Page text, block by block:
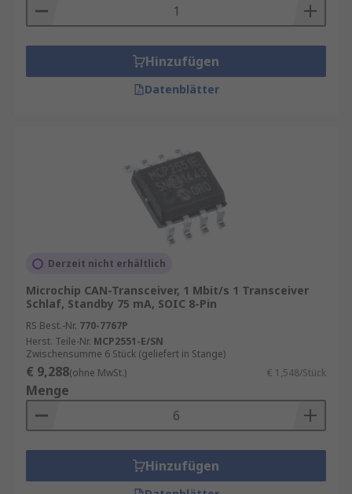
Hinzufügen
Datenblätter
Derzeit nicht erhältlich
Microchip CAN-Transceiver, 1 Mbit/s 1 Transceiver
Schlaf, Standby 75 mA, SOIC 8-Pin
RS Best.-Nr. 770-7767P
Herst. Teile-Nr. MCP2551-E/SN
Zwischensumme 6 Stück (geliefert in Stange)
€ 9,288(ohne MwSt.) € 1,548/Stück
Menge
Hinzufügen